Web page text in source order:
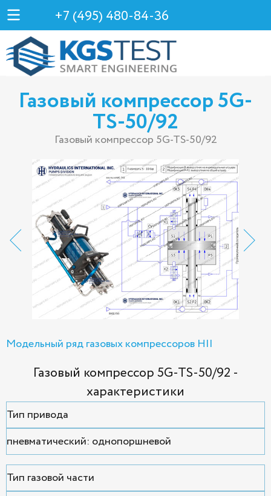
+7 (495) 480-84-36
Газовый компрессор 5G-
TS-50/92
Газовый компрессор 5G-TS-50/92
Модельный ряд газовых компрессоров HII
Газовый компрессор 5G-TS-50/92 -
характеристики
Тип привода
пневматический: однопоршневой
Тип газовой части